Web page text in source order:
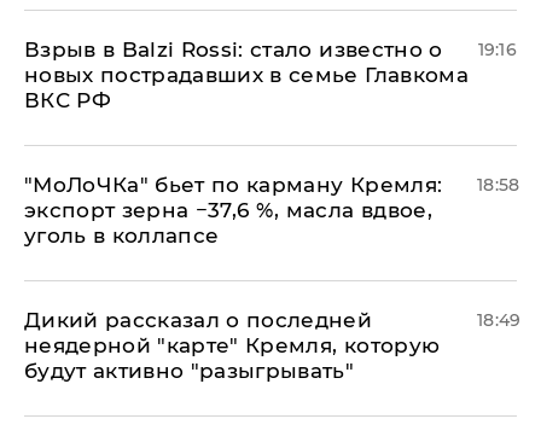
Взрыв в Balzi Rossi: стало известно о
новых пострадавших в семье Главкома
ВКС РФ
19:16
​"МоЛоЧКа" бьет по карману Кремля:
экспорт зерна −37,6 %, масла вдвое,
уголь в коллапсе
18:58
Дикий рассказал о последней
неядерной "карте" Кремля, которую
будут активно "разыгрывать"
18:49